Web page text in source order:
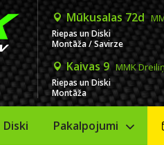
Mūkusalas 72d
Riepas un Diski
Montāža / Savirze
Kaivas 9 MMK
Riepas un Diski
Montāža
Sākums
Diski Pakalpojumi